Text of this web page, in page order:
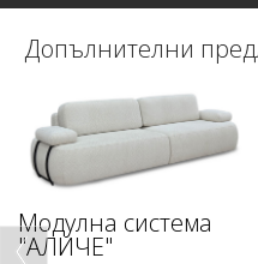
Допълнителни
Модулна система
"АЛИЧЕ"